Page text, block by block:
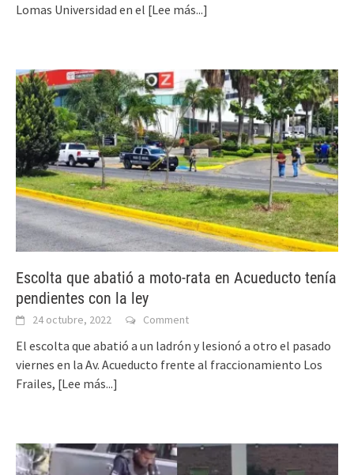
Lomas Universidad en el [Lee más...]
Escolta que abatió a moto-rata en Acueducto tenía
pendientes con la ley
24 octubre, 2022 Comment
El escolta que abatió a un ladrón y lesionó a otro el pasado
viernes en la Av. Acueducto frente al fraccionamiento Los
Frailes, [Lee más...]